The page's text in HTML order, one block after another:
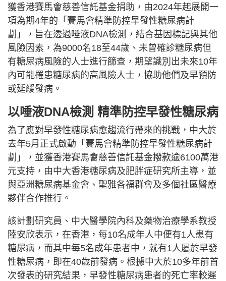
獲香港賽馬會慈善信託基金捐助，由2024年起展開一
項為期4年的「賽馬會精準防控早發性糖尿病計
劃」，旨在透過唾液DNA檢測，結合基因標記與其他
風險因素，為9000名18至44歲、未曾確診糖尿病但
有糖尿病風險的人士進行篩查，期望識別出未來10年
內可能罹患糖尿病的高風險人士，協助他們及早預防
或延緩發病。
以唾液DNA檢測 精準防控早發性糖尿病
為了應對早發性糖尿病愈趨流行帶來的挑戰，中大於
去年5月正式啟動「賽馬會精準防控早發性糖尿病計
劃」，並獲香港賽馬會慈善信託基金撥款逾6100萬港
元支持，由中大香港糖尿病及肥胖症研究所主導，並
與亞洲糖尿病基金會、聖雅各福群會及多個社區醫療
夥伴合作推行。
該計劃研究員、中大醫學院內科及藥物治療學系教授
陸安欣表示，在香港，每10名成年人中便有1人患有
糖尿病，而其中每5名成年患者中，就有1人屬於早發
性糖尿病，即在40歲前發病。根據中大於10多年前首
次發表的研究結果，早發性糖尿病患者的死亡率較遲